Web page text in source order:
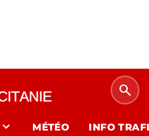
search
expand_more MÉTÉO INFO